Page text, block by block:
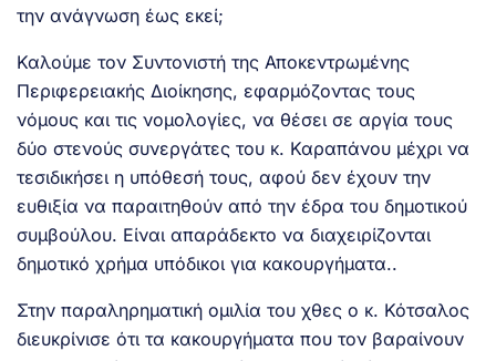
την ανάγνωση έως εκεί;
Καλούμε τον Συντονιστή της Αποκεντρωμένης
Περιφερειακής Διοίκησης, εφαρμόζοντας τους
νόμους και τις νομολογίες, να θέσει σε αργία τους
δύο στενούς συνεργάτες του κ. Καραπάνου μέχρι να
τεσιδικήσει η υπόθεσή τους, αφού δεν έχουν την
ευθιξία να παραιτηθούν από την έδρα του δημοτικού
συμβούλου. Είναι απαράδεκτο να διαχειρίζονται
δημοτικό χρήμα υπόδικοι για κακουργήματα..
Στην παραληρηματική ομιλία του χθες ο κ. Κότσαλος
διευκρίνισε ότι τα κακουργήματα που τον βαραίνουν